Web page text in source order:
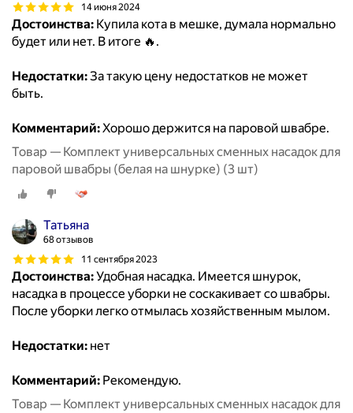
14 июня 2024
Достоинства: Купила кота в мешке, думала нормально
будет или нет. В итоге 🔥.
Недостатки:За такую цену недостатков не может
быть.
Комментарий:Хорошо держится на паровой швабре.
Товар — Комплект универсальных сменных насадок для
паровой швабры (белая на шнурке) (3 шт)
Татьяна
68 отзывов
11 сентября 2023
Достоинства:Удобная насадка. Имеется шнурок,
насадка в процессе уборки не соскакивает со швабры.
После уборки легко отмылась хозяйственным мылом.
Недостатки: нет
Комментарий: Рекомендую.
Товар — Комплект универсальных сменных насадок для